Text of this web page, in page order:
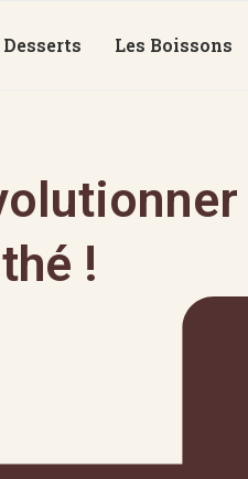
Desserts Les Boissons
!